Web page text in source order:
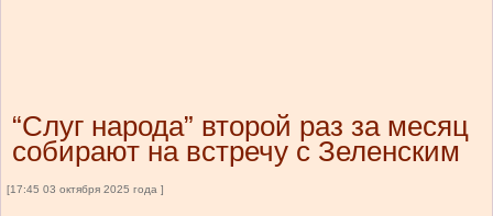
“Слуг народа” второй раз за месяц
собирают на встречу с Зеленским
[17:45 03 октября 2025 года ]